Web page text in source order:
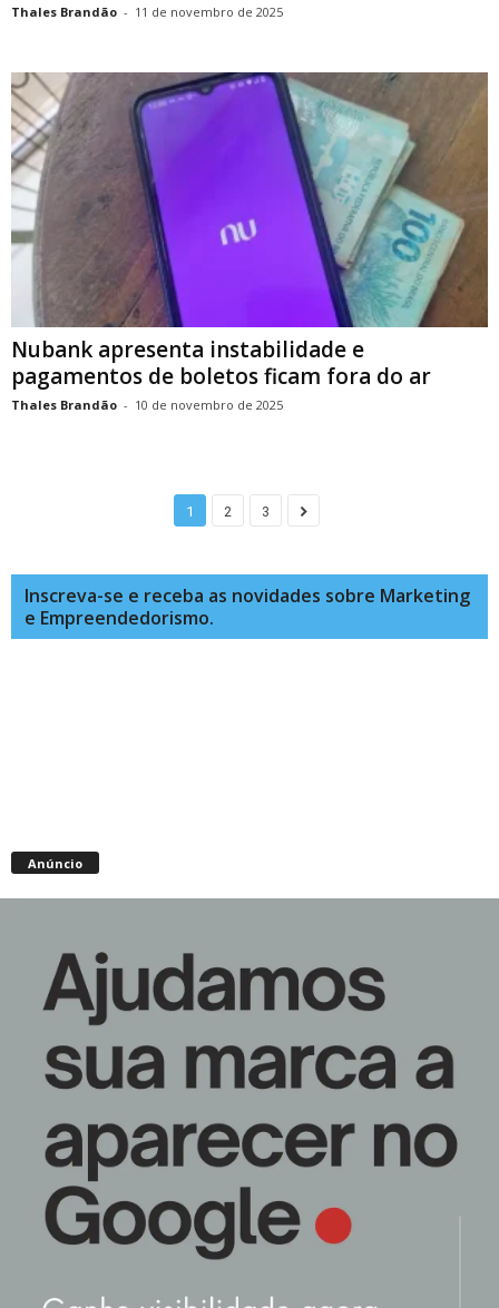
Thales Brandão - 11 de novembro de 2025
Nubank apresenta instabilidade e
pagamentos de boletos ficam fora do ar
Thales Brandão - 10 de novembro de 2025
1 2 3
Inscreva-se e receba as novidades sobre Marketing
e Empreendedorismo.
Anúncio